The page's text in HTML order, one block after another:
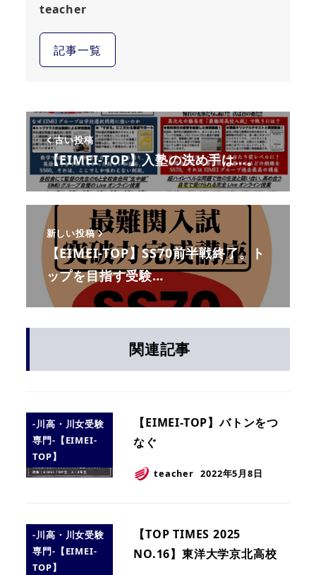
teacher
記事一覧
古い投稿
【EIMEI-TOP】入塾の決め手は…。
新しい投稿
【EIMEI-TOP】SS70前半戦終了。ト
ップを目指す受験…
関連記事
-川高・川女受験
専門-【EIMEI-
TOP】
【EIMEI-TOP】バトンをつ
なぐ
teacher 2022年5月8日
-川高・川女受験
専門-【EIMEI-
TOP】
【TOP TIMES 2025
NO.16】東洋大学京北高校